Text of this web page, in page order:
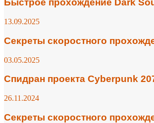
Быстрое прохождение Dark
13.09.2025
Секреты скоростного
03.05.2025
Спидран проекта Cyberpunk
26.11.2024
Секреты скоростного